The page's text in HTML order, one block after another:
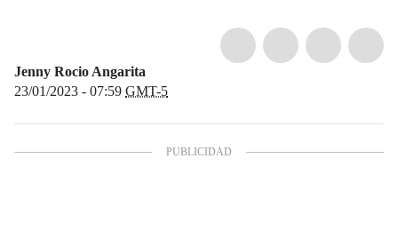
Jenny Rocio Angarita
23/01/2023 - 07:59 GMT-5